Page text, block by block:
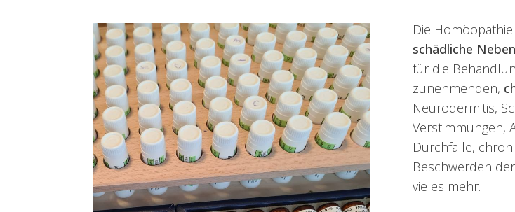
Die
schädliche
für die
zunehmenden,
Neurodermitis,
Verstimmungen,
Durchfälle,
Beschwerden
vieles mehr.